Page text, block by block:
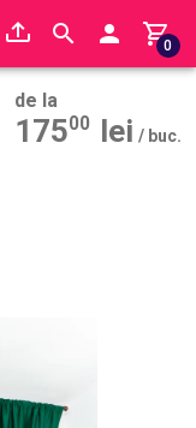
0
de la
17500 lei / buc.